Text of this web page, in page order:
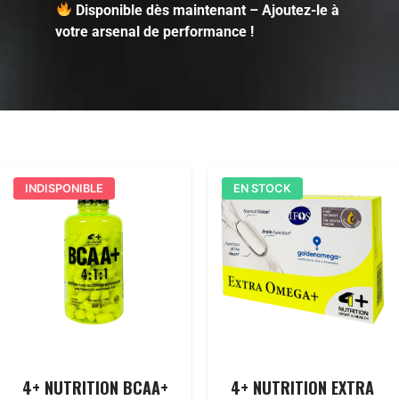
Disponible dès maintenant – Ajoutez-le à
votre arsenal de performance !
INDISPONIBLE
4+ NUTRITION BCAA+
EN STOCK
4+ NUTRITION EXTRA